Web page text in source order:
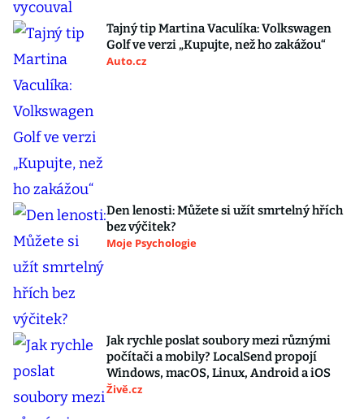
Tajný tip Martina Vaculíka: Volkswagen
Golf ve verzi „Kupujte, než ho zakážou“
Auto.cz
Den lenosti: Můžete si užít smrtelný hřích
bez výčitek?
Moje Psychologie
Jak rychle poslat soubory mezi různými
počítači a mobily? LocalSend propojí
Windows, macOS, Linux, Android a iOS
Živě.cz